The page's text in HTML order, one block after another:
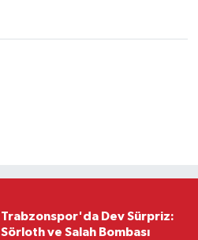
Trabzonspor'da Dev Sürpriz:
Sörloth ve Salah Bombası